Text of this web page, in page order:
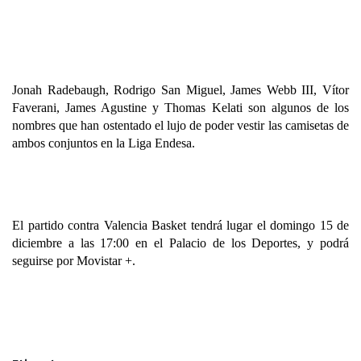
Jonah Radebaugh, Rodrigo San Miguel, James Webb III, Vítor
Faverani, James Agustine y Thomas Kelati son algunos de los
nombres que han ostentado el lujo de poder vestir las camisetas de
ambos conjuntos en la Liga Endesa.
El partido contra Valencia Basket tendrá lugar el domingo 15 de
diciembre a las 17:00 en el Palacio de los Deportes, y podrá
seguirse por Movistar +.